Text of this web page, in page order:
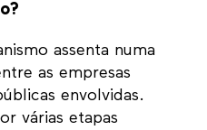
assenta numa
as empresas
envolvidas.
várias etapas